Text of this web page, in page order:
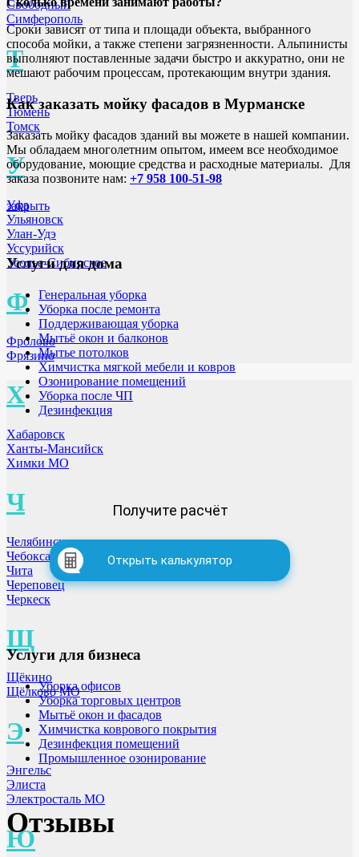
Свободный
Симферополь
Т
Тверь
Тюмень
Томск
У
Уфа
Ульяновск
Улан-Удэ
Уссурийск
Усолье-Сибирское
Ф
Фролово
Фрязино
Х
Хабаровск
Ханты-Мансийск
Химки МО
Ч
Челябинск
Чебоксары
Чита
Череповец
Черкеск
Щ
Щёкино
Щёлково МО
Э
Энгельс
Элиста
Электросталь МО
Ю
Сроки зависят от типа и площади объекта, выбранного
способа мойки, а также степени загрязненности. Альпинисты
выполняют поставленные задачи быстро и аккуратно, они не
мешают рабочим процессам, протекающим внутри здания.
Как заказать мойку фасадов в Мурманске
Заказать мойку фасадов зданий вы можете в нашей компании.
Мы обладаем многолетним опытом, имеем все необходимое
оборудование, моющие средства и расходные материалы. Для
заказа позвоните нам: +7 958 100-51-98
закрыть
Услуги для дома
Генеральная уборка
Уборка после ремонта
Поддерживающая уборка
Мытьё окон и балконов
Мытье потолков
Химчистка мягкой мебели и ковров
Озонирование помещений
Уборка после ЧП
Дезинфекция
Получите расчёт
Открыть калькулятор
Услуги для бизнеса
Уборка офисов
Уборка торговых центров
Мытьё окон и фасадов
Химчистка коврового покрытия
Дезинфекция помещений
Промышленное озонирование
Отзывы